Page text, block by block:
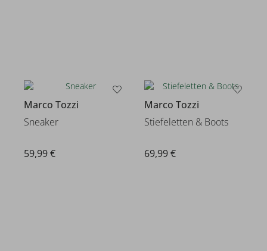
Marco Tozzi
Sneaker
59,99 €
Marco Tozzi
Stiefeletten & Boots
69,99 €